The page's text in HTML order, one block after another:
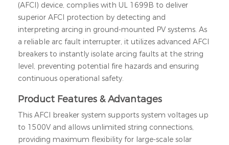
(AFCI) device, complies with UL 1699B to deliver
superior AFCI protection by detecting and
interpreting arcing in ground-mounted PV systems. As
a reliable arc fault interrupter, it utilizes advanced AFCI
breakers to instantly isolate arcing faults at the string
level, preventing potential fire hazards and ensuring
continuous operational safety.
Product Features & Advantages
This AFCI breaker system supports system voltages up
to 1500V and allows unlimited string connections,
providing maximum flexibility for large-scale solar